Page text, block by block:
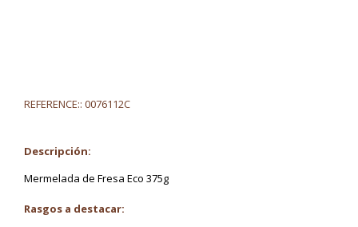
REFERENCE:: 0076112C
Descripción:
Mermelada de Fresa Eco 375g
Rasgos a destacar: